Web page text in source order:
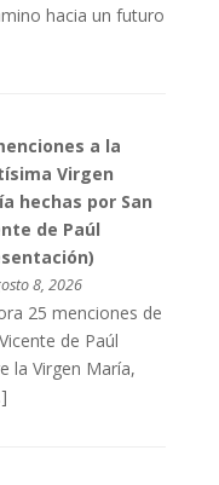
hacia un futuro
a la
Virgen
hechas por San
de Paúl
8, 2026
25 menciones de
de Paúl
la Virgen María,